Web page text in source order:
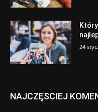
24
NAJCZĘSCIEJ